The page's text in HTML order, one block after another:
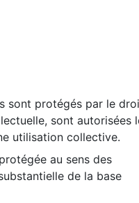
sont protégés par le
sont autorisées
utilisation collective.
au sens des
de la base